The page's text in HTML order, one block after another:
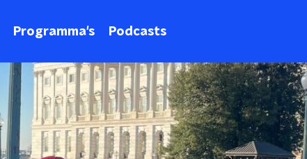
Programma's Podcasts